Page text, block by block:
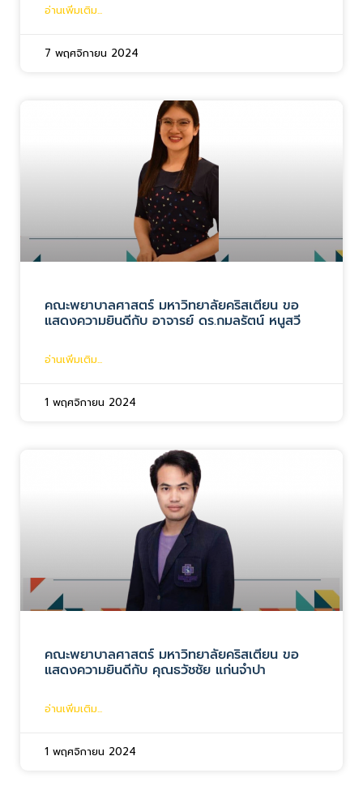
อ่านเพิ่มเติม...
7 พฤศจิกายน 2024
คณะพยาบาลศาสตร์ มหาวิทยาลัยคริสเตียน ขอ
แสดงความยินดีกับ อาจารย์ ดร.กมลรัตน์ หนูสวี
อ่านเพิ่มเติม...
1 พฤศจิกายน 2024
คณะพยาบาลศาสตร์ มหาวิทยาลัยคริสเตียน ขอ
แสดงความยินดีกับ คุณธวัชชัย แก่นจำปา
อ่านเพิ่มเติม...
1 พฤศจิกายน 2024